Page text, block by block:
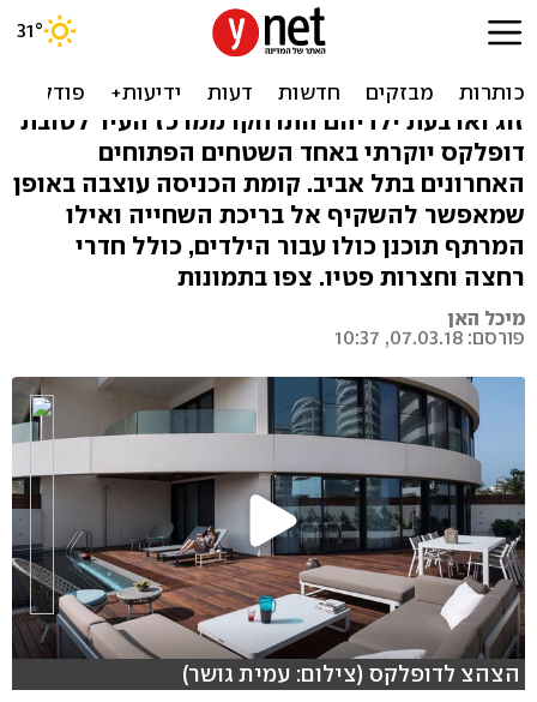
הצצה לדופלקס מעוצב ליד
זוג וארבעת ילדיהם התרחקו ממרכז העיר לטובת
דופלקס יוקרתי באחד השטחים הפתוחים
האחרונים בתל אביב. קומת הכניסה עוצבה באופן
שמאפשר להשקיף אל בריכת השחייה ואילו
המרתף תוכנן כולו עבור הילדים, כולל חדרי
רחצה וחצרות פטיו. צפו בתמונות
מיכל האן
פורסם: 07.03.18, 10:37
הצהצ לדופלקס (צילום: עמית גושר)